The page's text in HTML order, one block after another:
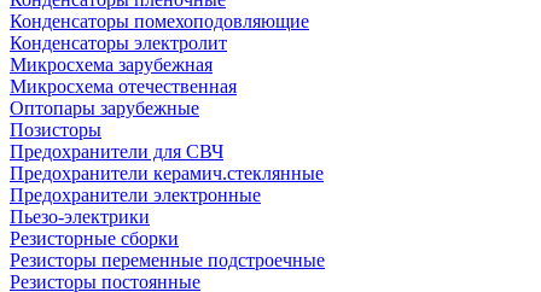
Конденсаторы помехоподовляющие
Конденсаторы электролит
Микросхема зарубежная
Микросхема отечественная
Оптопары зарубежные
Позисторы
Предохранители для СВЧ
Предохранители керамич.стеклянные
Предохранители электронные
Пьезо-электрики
Резисторные сборки
Резисторы переменные подстроечные
Резисторы постоянные